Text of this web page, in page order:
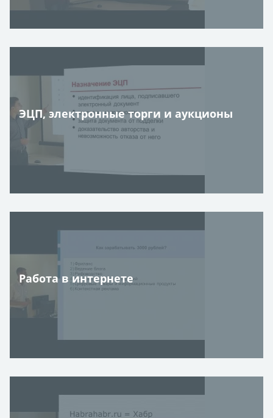
ЭЦП, электронные торги и аукционы
Работа в интернете